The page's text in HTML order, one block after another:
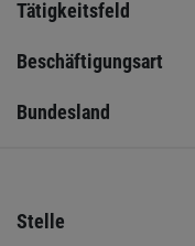
Tätigkeitsfeld
Beschäftigungsart
Bundesland
Stelle